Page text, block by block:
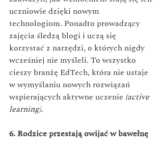
uczniowie dzięki nowym
technologiom. Ponadto prowadzący
zajęcia śledzą blogi i uczą się
korzystać z narzędzi, o których nigdy
wcześniej nie myśleli. To wszystko
cieszy branżę EdTech, która nie ustaje
w wymyślaniu nowych rozwiązań
wspierających aktywne uczenie (active
learning).
6. Rodzice przestają owijać w bawełnę